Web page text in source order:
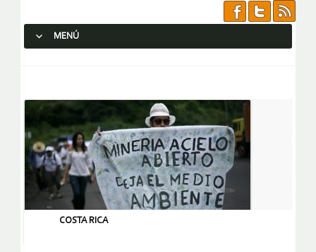
MENÚ
COSTA RICA